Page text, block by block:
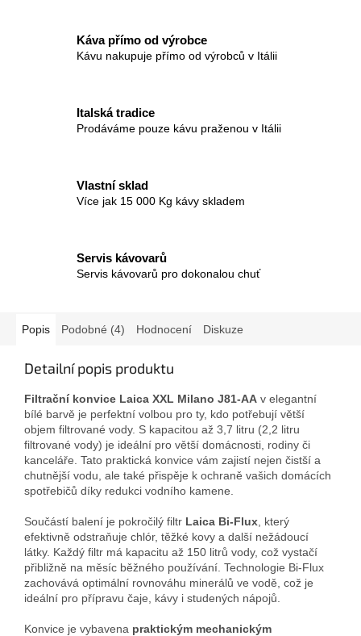
Káva přímo od výrobce
Kávu nakupuje přímo od výrobců v Itálii
Italská tradice
Prodáváme pouze kávu praženou v Itálii
Vlastní sklad
Více jak 15 000 Kg kávy skladem
Servis kávovarů
Servis kávovarů pro dokonalou chuť
Popis Podobné (4) Hodnocení Diskuze
Detailní popis produktu
Filtrační konvice Laica XXL Milano J81-AA v elegantní
bílé barvě je perfektní volbou pro ty, kdo potřebují větší
objem filtrované vody. S kapacitou až 3,7 litru (2,2 litru
filtrované vody) je ideální pro větší domácnosti, rodiny či
kanceláře. Tato praktická konvice vám zajistí nejen čistší a
chutnější vodu, ale také přispěje k ochraně vašich domácích
spotřebičů díky redukci vodního kamene.
Součástí balení je pokročilý filtr Laica Bi-Flux , který
efektivně odstraňuje chlór, těžké kovy a další nežádoucí
látky. Každý filtr má kapacitu až 150 litrů vody, což vystačí
přibližně na měsíc běžného používání. Technologie Bi-Flux
zachovává optimální rovnováhu minerálů ve vodě, což je
ideální pro přípravu čaje, kávy i studených nápojů.
Konvice je vybavena praktickým mechanickým